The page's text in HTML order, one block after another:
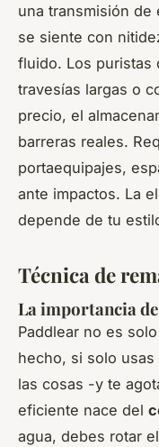
una transmisión de
se siente con
fluido. Los puristas
travesías largas o
precio, el
barreras reales.
portaequipajes,
ante impactos. La
depende de tu
Técnica de
La importancia
Paddlear no es
hecho, si solo
las cosas -y te
eficiente nace del
agua, debes rotar